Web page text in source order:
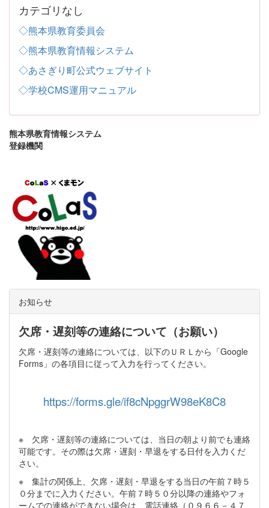
カテゴリなし
◇熊本県教育委員会
◇熊本県教育情報システム
◇あさぎり町公式ウェブサイト
◇学校CMS運用マニュアル
熊本県教育情報システム
登録機関
お知らせ
欠席・遅刻等の連絡について（お願い）
欠席・遅刻等の連絡については、以下のＵＲＬから「Google
Forms」の各項目に従って入力を行ってください。
https://forms.gle/if8cNpggrW98eK8C8
※ 欠席・遅刻等の連絡については、当日の朝より前でも連絡
可能です。その際は欠席・遅刻・早退をする日付を入力くだ
さい。
※ 集計の関係上、欠席・遅刻・早退をする当日の午前７時５
０分までに入力ください。午前７時５０分以降の連絡やフォ
ームでの連絡ができない場合は、電話連絡（０９６６－４７